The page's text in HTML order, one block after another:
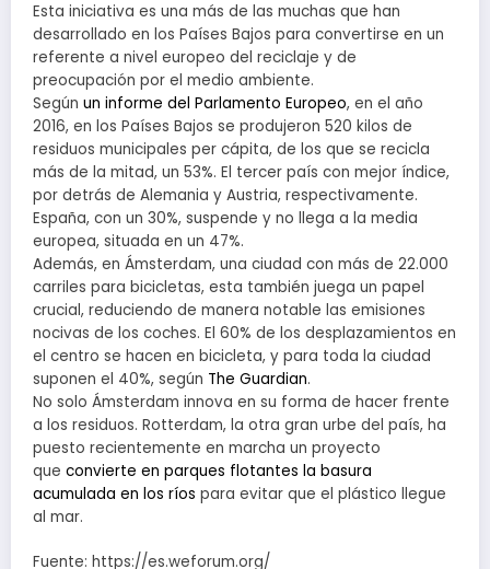
Esta iniciativa es una más de las muchas que han
desarrollado en los Países Bajos para convertirse en un
referente a nivel europeo del reciclaje y de
preocupación por el medio ambiente.
Según un informe del Parlamento Europeo, en el año
2016, en los Países Bajos se produjeron 520 kilos de
residuos municipales per cápita, de los que se recicla
más de la mitad, un 53%. El tercer país con mejor índice,
por detrás de Alemania y Austria, respectivamente.
España, con un 30%, suspende y no llega a la media
europea, situada en un 47%.
Además, en Ámsterdam, una ciudad con más de 22.000
carriles para bicicletas, esta también juega un papel
crucial, reduciendo de manera notable las emisiones
nocivas de los coches. El 60% de los desplazamientos en
el centro se hacen en bicicleta, y para toda la ciudad
suponen el 40%, según The Guardian.
No solo Ámsterdam innova en su forma de hacer frente
a los residuos. Rotterdam, la otra gran urbe del país, ha
puesto recientemente en marcha un proyecto
que convierte en parques flotantes la basura
acumulada en los ríos para evitar que el plástico llegue
al mar.
Fuente: https://es.weforum.org/